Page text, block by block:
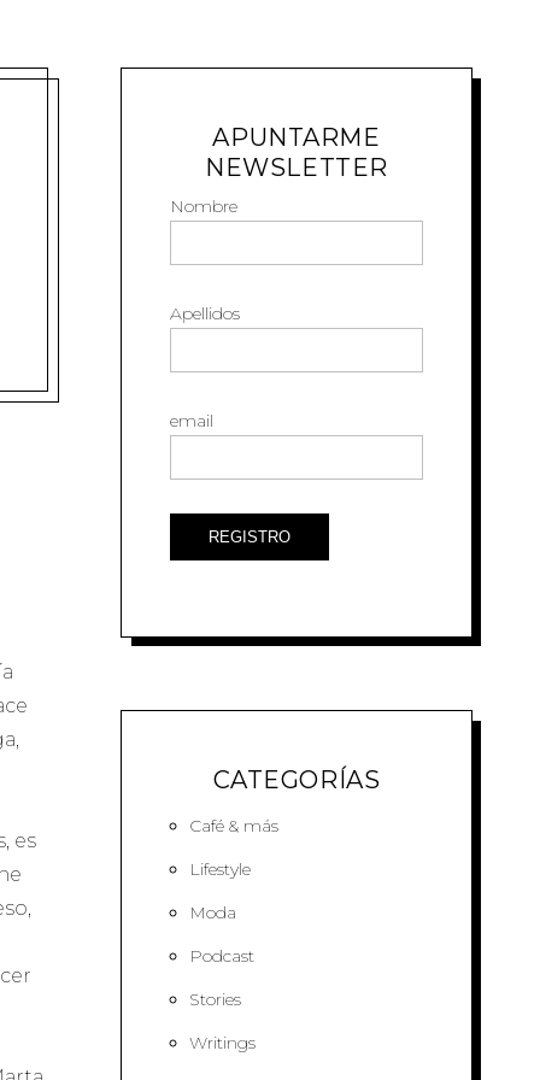
es
APUNTARME
NEWSLETTER
Nombre
Apellidos
email
CATEGORÍAS
Café & más
Lifestyle
Moda
Podcast
Stories
Writings